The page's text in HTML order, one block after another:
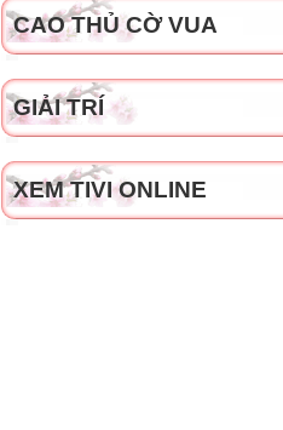
CAO THỦ CỜ VUA
GIẢI TRÍ
XEM TIVI ONLINE